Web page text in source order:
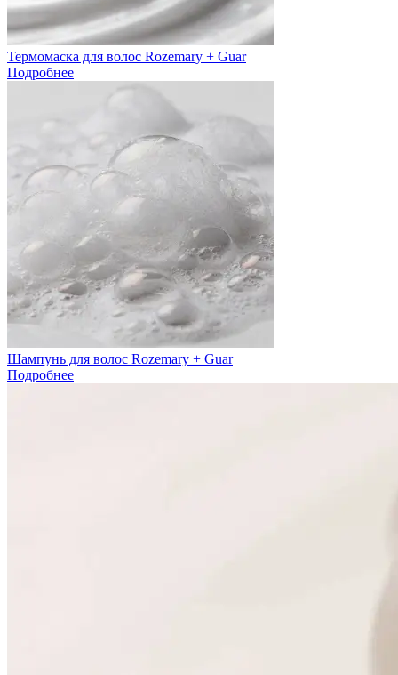
Термомаска для волос Rozemary + Guar
Подробнее
Шампунь для волос Rozemary + Guar
Подробнее